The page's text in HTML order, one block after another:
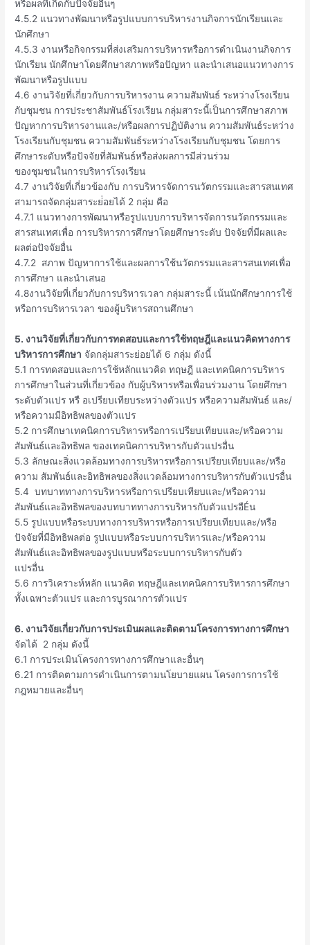
หรือผลที่เกิดกับปัจจัยอื่นๆ
4.5.2 แนวทางพัฒนาหรือรูปแบบการบริหารงานกิจการนักเรียนและ
นักศึกษา
4.5.3 งานหรือกิจกรรมที่ส่งเสริมการบริหารหรือการดําเนินงานกิจการ
นักเรียน นักศึกษาโดยศึกษาสภาพหรือปัญหา และนําเสนอแนวทางการ
พัฒนาหรือรูปแบบ
4.6 งานวิจัยที่เกี่ยวกับการบริหารงาน ความสัมพันธ์ ระหว่างโรงเรียน
กับชุมชน การประชาสัมพันธ์โรงเรียน กลุ่มสาระนี้เป็นการศึกษาสภาพ
ปัญหาการบริหารงานและ/หรือผลการปฏิบัติงาน ความสัมพันธ์ระหว่าง
โรงเรียนกับชุมชน ความสัมพันธ์ระหว่างโรงเรียนกับชุมชน โดยการ
ศึกษาระดับหรือปัจจัยที่สัมพันธ์หรือส่งผลการมีส่วนร่วม
ของชุมชนในการบริหารโรงเรียน
4.7 งานวิจัยที่เกี่ยวข้องกับ การบริหารจัดการนวัตกรรมและสารสนเทศ
สามารถจัดกลุ่มสาระย่่อยได้ 2 กลุ่ม คือ
4.7.1 แนวทางการพัฒนาหรือรูปแบบการบริหารจัดการนวัตกรรมและ
สารสนเทศเพื่อ การบริหารการศึกษาโดยศึกษาระดับ ปัจจัยที่มีผลและ
ผลต่อปัจจัยอื่น
4.7.2 สภาพ ปัญหาการใช้และผลการใช้นวัตกรรมและสารสนเทศเพื่อ
การศึกษา และนำเสนอ
4.8งานวิจัยที่เกี่ยวกับการบริหารเวลา กลุ่มสาระนี้ เน้นนักศึกษาการใช้
หรือการบริหารเวลา ของผู้บริหารสถานศึกษา
5. งานวิจัยที่เกี่ยวกับการทดสอบและการใช้ทฤษฎีและแนวคิดทางการ
บริหารการศึกษา จัดกลุ่มสาระย่อยได้ 6 กลุ่ม ดังนี้
5.1 การทดสอบและการใช้หลักแนวคิด ทฤษฎี และเทคนิคการบริหาร
การศึกษาในส่วนที่เกี่ยวข้อง กับผู้บริหารหรือเพื่อนร่วมงาน โดยศึกษา
ระดับตัวแปร หรื อเปรียบเทียบระหว่างตัวแปร หรือความสัมพันธ์ และ/
หรือความมีอิทธิพลของตัวแปร
5.2 การศึกษาเทคนิคการบริหารหรือการเปรียบเทียบและ/หรือความ
สัมพันธ์และอิทธิพล ของเทคนิคการบริหารกับตัวแปรอื่น
5.3 ลักษณะสิ่งแวดล้อมทางการบริหารหรือการเปรียบเทียบและ/หรือ
ความ สัมพันธ์และอิทธิพลของสิ่งแวดล้อมทางการบริหารกับตัวแปรอื่น
5.4 บทบาททางการบริหารหรือการเปรียบเทียบและ/หรือความ
สัมพันธ์และอิทธิพลของบทบาททางการบริหารกับตัวแปรอืÉน
5.5 รูปแบบหรือระบบทางการบริหารหรือการเปรียบเทียบและ/หรือ
ปัจจัยที่มีอิทธิพลต่อ รูปแบบหรือระบบการบริหารและ/หรือความ
สัมพันธ์และอิทธิพลของรูปแบบหรือระบบการบริหารกับตัว
แปรอื่น
5.6 การวิเคราะห์หลัก แนวคิด ทฤษฎีและเทคนิคการบริหารการศึกษา
ทั้งเฉพาะตัวแปร และการบูรณาการตัวแปร
6. งานวิจัยเกี่ยวกับการประเมินผลและติดตามโครงการทางการศึกษา
จัดได้ 2 กลุ่ม ดังนี้
6.1 การประเมินโครงการทางการศึกษาและอื่นๆ
6.21 การติดตามการดําเนินการตามนโยบายแผน โครงการการใช้
กฎหมายและอื่นๆ